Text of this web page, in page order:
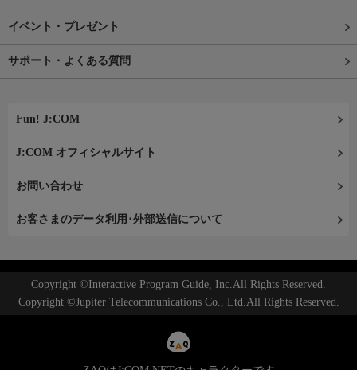
イベント・プレゼント
サポート・よくある質問
Fun! J:COM
J:COM オフィシャルサイト
お問い合わせ
お客さまのデータ利用･外部送信について
Copyright ©Interactive Program Guide, Inc.All Rights Reserved.
Copyright ©Jupiter Telecommunications Co., Ltd.All Rights Reserved.